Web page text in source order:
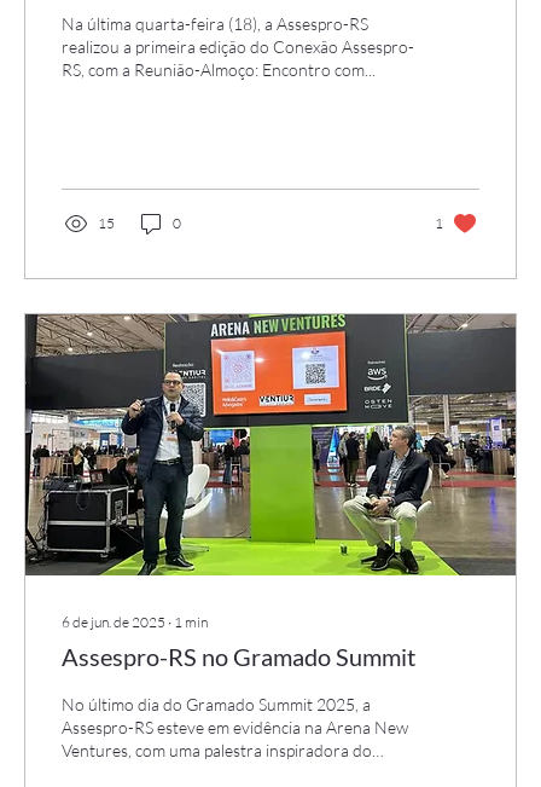
Na última quarta-feira (18), a Assespro-RS
realizou a primeira edição do Conexão Assespro-
RS, com a Reunião-Almoço: Encontro com...
15 0 1
6 de jun. de 2025 ∙ 1 min
Assespro-RS no Gramado Summit
No último dia do Gramado Summit 2025, a
Assespro-RS esteve em evidência na Arena New
Ventures, com uma palestra inspiradora do